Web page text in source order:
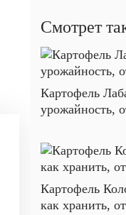
Смотрет
Картофель
урожайность,
Картофель
как хранить,